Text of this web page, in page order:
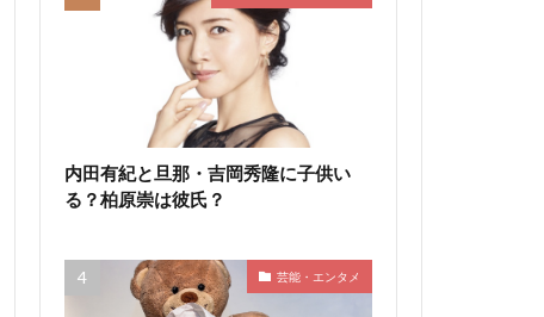
内田有紀と旦那・吉岡秀隆に子供い
る？柏原崇は彼氏？
芸能・エンタメ